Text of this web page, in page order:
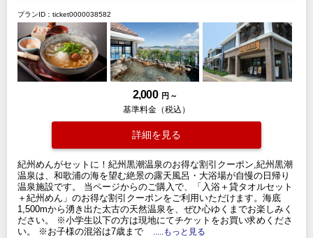
プランID：ticket0000038582
2,000 円 ～
基準料金（税込）
詳細を見る
紀州めんがセットに！紀州黒潮温泉のお得な割引クーポン,紀州黒潮
温泉は、和歌浦の海を望む絶景の露天風呂・大浴場が自慢の日帰り
温泉施設です。 当ページからのご購入で、「入浴＋貸タオルセット
＋紀州めん」のお得な割引クーポンをご利用いただけます。海底
1,500mから湧き出た太古の天然温泉を、ぜひ心ゆくまでお楽しみく
ださい。 ※小学生以下の方は現地にてチケットをお買い求めくださ
い。 ※お子様の混浴は7歳まで
.....もっと見る